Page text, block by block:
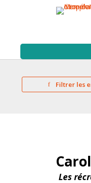
Filtrer les
Les